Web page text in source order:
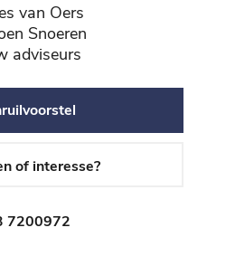
van Oers
Snoeren
adviseurs
of interesse?
7200972